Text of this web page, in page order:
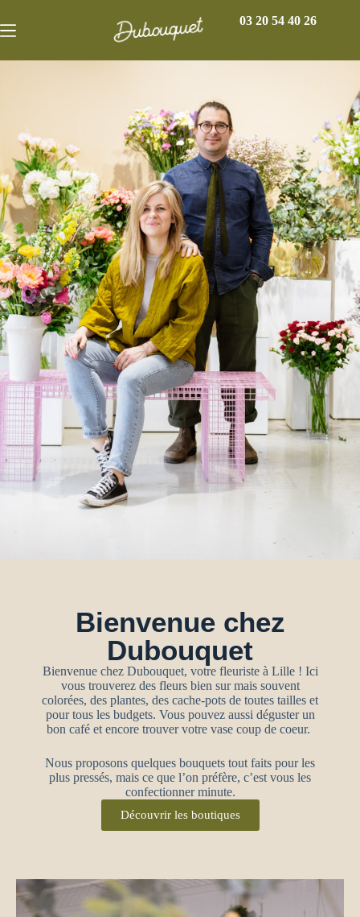
03 20 54 40 26
Bienvenue chez
Dubouquet
Bienvenue chez Dubouquet, votre fleuriste à Lille ! Ici
vous trouverez des fleurs bien sur mais souvent
colorées, des plantes, des cache-pots de toutes tailles et
pour tous les budgets. Vous pouvez aussi déguster un
bon café et encore trouver votre vase coup de coeur.
Nous proposons quelques bouquets tout faits pour les
plus pressés, mais ce que l’on préfère, c’est vous les
confectionner minute.
Découvrir les boutiques